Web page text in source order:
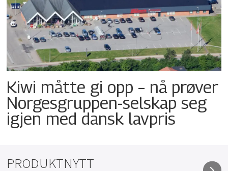
Kiwi måtte gi opp – nå prøver
Norgesgruppen-selskap seg
igjen med dansk lavpris
PRODUKTNYTT